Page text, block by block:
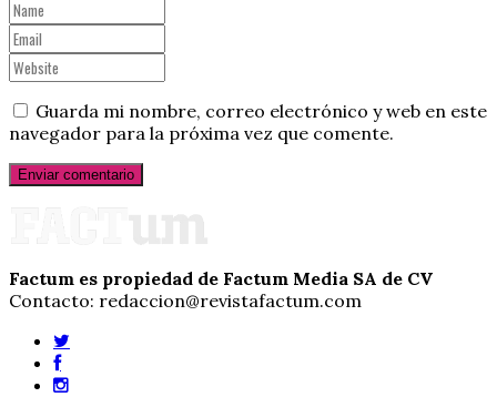
Guarda mi nombre, correo electrónico y web en este
navegador para la próxima vez que comente.
Factum es propiedad de Factum Media SA de CV
Contacto: redaccion@revistafactum.com